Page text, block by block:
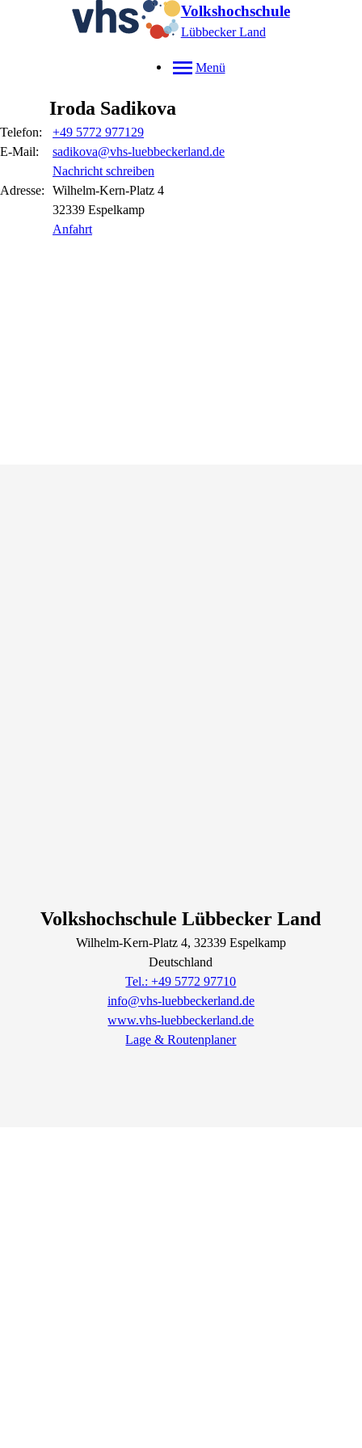
Volkshochschule
Lübbecker Land
Menü
Iroda Sadikova
Telefon:
+49 5772 977129
E-Mail:
sadikova@vhs-luebbeckerland.de
Nachricht schreiben
Adresse:
Wilhelm-Kern-Platz 4
32339 Espelkamp
Anfahrt
Volkshochschule Lübbecker Land
Wilhelm-Kern-Platz4, 32339 Espelkamp
Deutschland
Tel.: +49 5772 97710
info@vhs-luebbeckerland.de
www.vhs-luebbeckerland.de
Lage & Routenplaner